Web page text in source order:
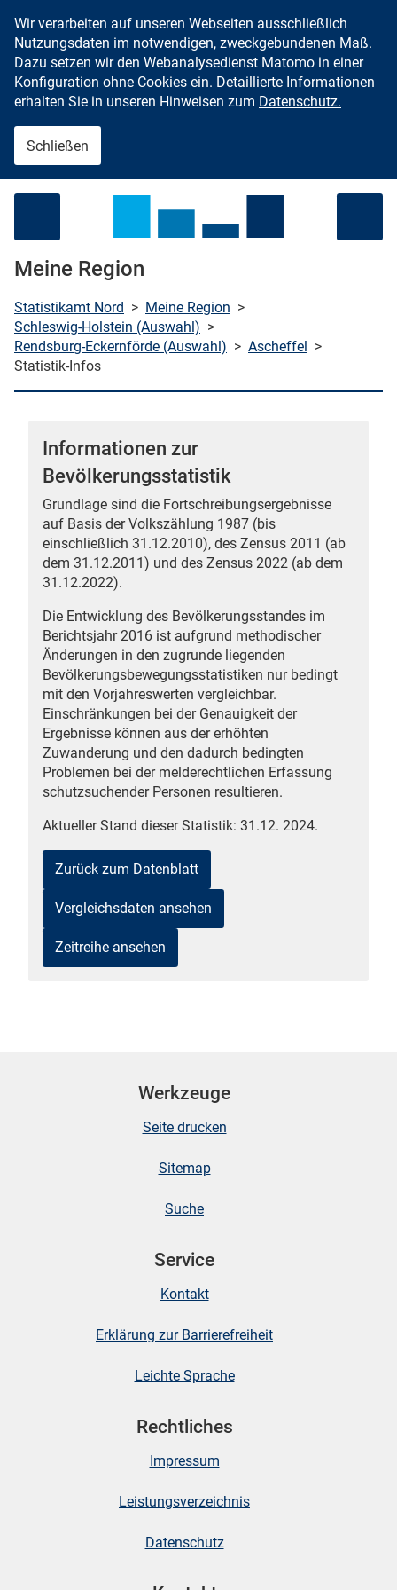
Zum Inhalt springen
starten
Wir verarbeiten auf unseren Webseiten ausschließlich
Nutzungsdaten im notwendigen, zweckgebundenen Maß.
Dazu setzen wir den Webanalysedienst Matomo in einer
Konfiguration ohne Cookies ein. Detaillierte Informationen
erhalten Sie in unseren Hinweisen zum Datenschutz.
Schließen
Meine Region
Statistikamt Nord > Meine Region >
Schleswig-Holstein (Auswahl) >
Rendsburg-Eckernförde (Auswahl) > Ascheffel >
Statistik-Infos
Informationen zur
Bevölkerungsstatistik
Grundlage sind die Fortschreibungsergebnisse
auf Basis der Volkszählung 1987 (bis
einschließlich 31.12.2010), des Zensus 2011 (ab
dem 31.12.2011) und des Zensus 2022 (ab dem
31.12.2022).
Die Entwicklung des Bevölkerungsstandes im
Berichtsjahr 2016 ist aufgrund methodischer
Änderungen in den zugrunde liegenden
Bevölkerungsbewegungsstatistiken nur bedingt
mit den Vorjahreswerten vergleichbar.
Einschränkungen bei der Genauigkeit der
Ergebnisse können aus der erhöhten
Zuwanderung und den dadurch bedingten
Problemen bei der melderechtlichen Erfassung
schutzsuchender Personen resultieren.
Aktueller Stand dieser Statistik: 31.12. 2024.
Zurück zum Datenblatt
Vergleichsdaten ansehen
Zeitreihe ansehen
Werkzeuge
Seite drucken
Sitemap
Suche
Service
Kontakt
Erklärung zur Barrierefreiheit
Leichte Sprache
Rechtliches
Impressum
Leistungsverzeichnis
Datenschutz